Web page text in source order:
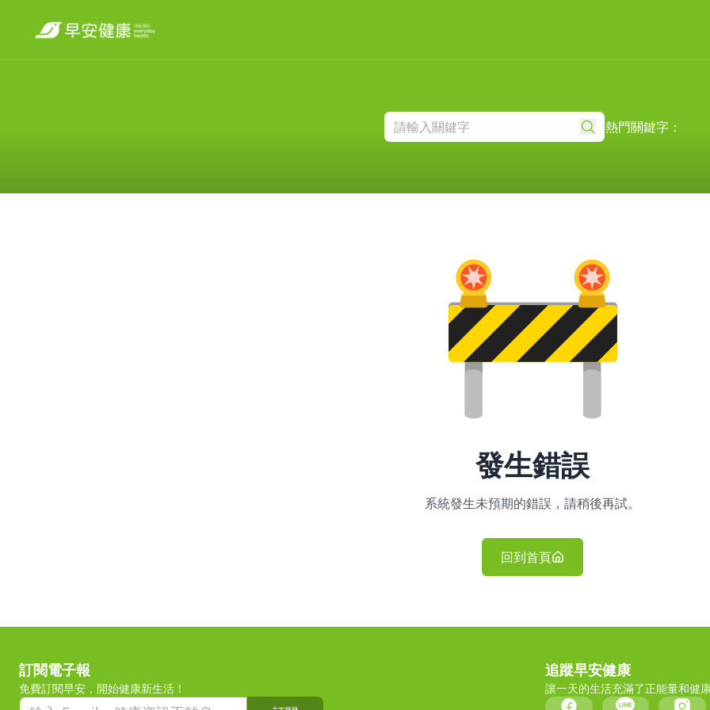
熱門關鍵字：
發生錯誤
系統發生未預期的錯誤，請稍後再試。
回到首頁
訂閱電子報
免費訂閱早安，開始健康新生活！
追蹤早安健康
讓一天的生活充滿了正能量和健